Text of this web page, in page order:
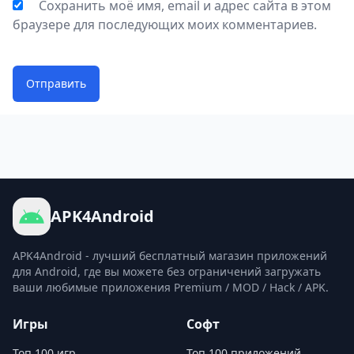
Сохранить моё имя, email и адрес сайта в этом
браузере для последующих моих комментариев.
Отправить
APK4Android
APK4Android - лучший бесплатный магазин приложений
для Android, где вы можете без ограничений загружать
ваши любимые приложения Premium / MOD / Hack / APK.
Игры Софт